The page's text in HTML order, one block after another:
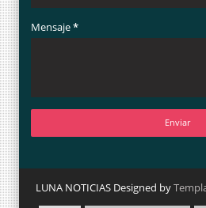
Mensaje*
LUNA NOTICIAS Designed by